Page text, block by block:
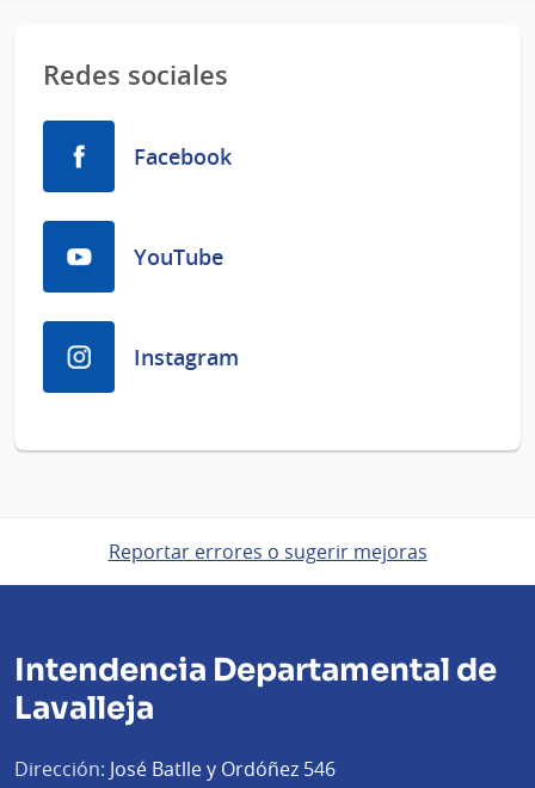
Redes sociales
Facebook
YouTube
Instagram
Reportar errores o sugerir mejoras
Intendencia Departamental de
Lavalleja
Dirección: José Batlle y Ordóñez 546